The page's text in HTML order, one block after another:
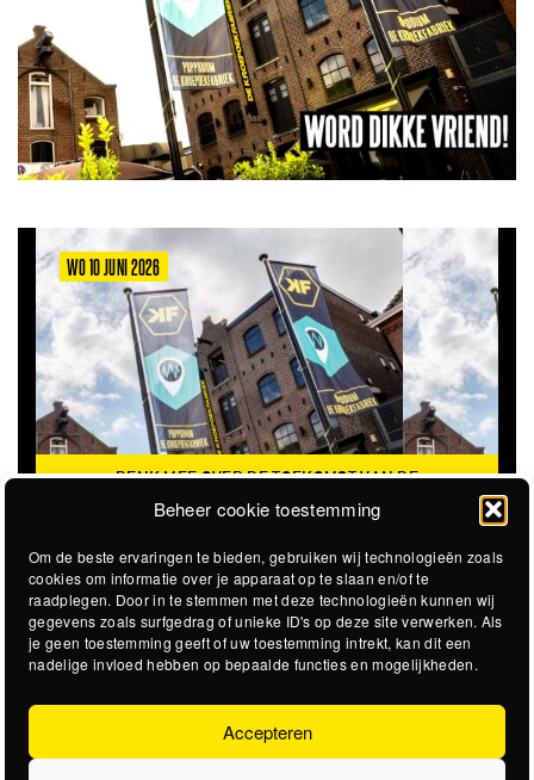
Beheer cookie toestemming
Om de beste ervaringen te bieden, gebruiken wij technologieën zoals
cookies om informatie over je apparaat op te slaan en/of te
raadplegen. Door in te stemmen met deze technologieën kunnen wij
gegevens zoals surfgedrag of unieke ID's op deze site verwerken. Als
je geen toestemming geeft of uw toestemming intrekt, kan dit een
nadelige invloed hebben op bepaalde functies en mogelijkheden.
Accepteren
WO 10 JUNI 2026
DENK MEE OVER DE TOEKOMST VAN DE
KROEPOEKFABRIEK